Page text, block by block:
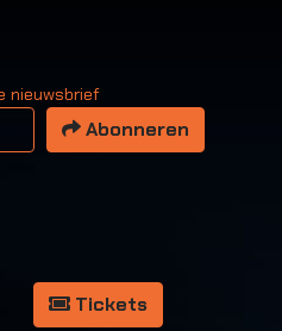
nieuwsbrief
Abonneren
Tickets